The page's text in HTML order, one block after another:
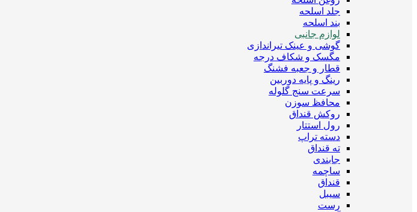
جلد اسلحه
بند اسلحه
لوازم جانبی
گوشی و عینک تیراندازی
مگسک و شکاف درجه
قطار و جعبه فشنگ
رینگ و پایه دوربین
سرعت سنج گلوله
محافظ سوزن
روکش قنداق
رول استتار
دسته تراپ
ته قنداق
جابندی
ساچمه
قنداق
سیبل
رست